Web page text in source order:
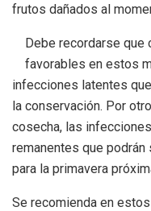
frutos dañados al
Debe recordarse que
favorables en estos
infecciones latentes
la conservación. Por
cosecha, las
remanentes que podrán
para la primavera
Se recomienda en